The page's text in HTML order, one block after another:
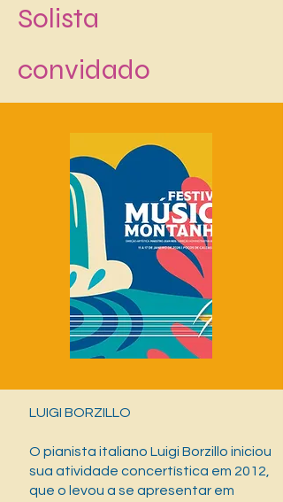
Solista
convidado
LUIGI BORZILLO
O pianista italiano Luigi Borzillo iniciou
sua atividade concertística em 2012,
que o levou a se apresentar em